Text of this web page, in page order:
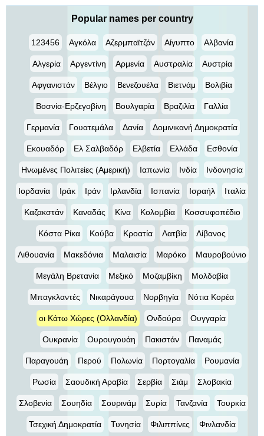
Popular names per country
123456 Αγκόλα Αζερμπαϊτζάν Αίγυπτο Αλβανία
Αλγερία Αργεντίνη Αρμενία Αυστραλία Αυστρία
Αφγανιστάν Βέλγιο Βενεζουέλα Βιετνάμ Βολιβία
Βοσνία-Ερζεγοβίνη Βουλγαρία Βραζιλία Γαλλία
Γερμανία Γουατεμάλα Δανία Δομινικανή Δημοκρατία
Εκουαδόρ Ελ Σαλβαδόρ Ελβετία Ελλάδα Εσθονία
Ηνωμένες Πολιτείες (Αμερική) Ιαπωνία Ινδία Ινδονησία
Ιορδανία Ιράκ Ιράν Ιρλανδία Ισπανία Ισραήλ Ιταλία
Καζακστάν Καναδάς Κίνα Κολομβία Κοσσυφοπέδιο
Κόστα Ρίκα Κούβα Κροατία Λατβία Λίβανος
Λιθουανία Μακεδόνια Μαλαισία Μαρόκο Μαυροβούνιο
Μεγάλη Βρετανία Μεξικό Μοζαμβίκη Μολδαβία
Μπαγκλαντές Νικαράγουα Νορβηγία Νότια Κορέα
οι Κάτω Χώρες (Ολλανδία) Ονδούρα Ουγγαρία
Ουκρανία Ουρουγουάη Πακιστάν Παναμάς
Παραγουάη Περού Πολωνία Πορτογαλία Ρουμανία
Ρωσία Σαουδική Αραβία Σερβία Σιάμ Σλοβακία
Σλοβενία Σουηδία Σουρινάμ Συρία Τανζανία Τουρκία
Τσεχική Δημοκρατία Τυνησία Φιλιππίνες Φινλανδία